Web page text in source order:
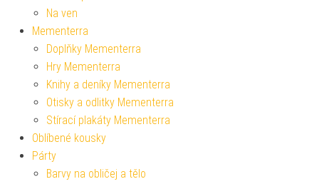
Na ven
Mementerra
Doplňky Mementerra
Hry Mementerra
Knihy a deníky Mementerra
Otisky a odlitky Mementerra
Stírací plakáty Mementerra
Oblíbené kousky
Párty
Barvy na obličej a tělo